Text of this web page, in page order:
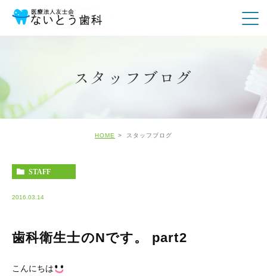
スタッフブログ
HOME スタッフブログ
STAFF
2016.03.14
歯科衛生士のNです。 part2
こんにちは